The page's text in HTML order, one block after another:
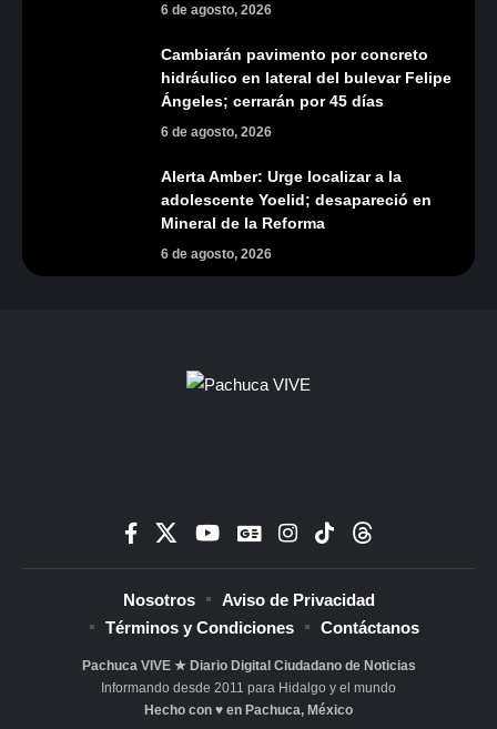
6 de agosto, 2026
Cambiarán pavimento por concreto
hidráulico en lateral del bulevar Felipe
Ángeles; cerrarán por 45 días
6 de agosto, 2026
Alerta Amber: Urge localizar a la
adolescente Yoelid; desapareció en
Mineral de la Reforma
6 de agosto, 2026
Pachuca VIVE ★ Diario Digital Ciudadano de Noticias
Informando desde 2011 para Hidalgo y el mundo
Hecho con ♥ en Pachuca, México
Nosotros
Aviso de Privacidad
Términos y Condiciones
Contáctanos